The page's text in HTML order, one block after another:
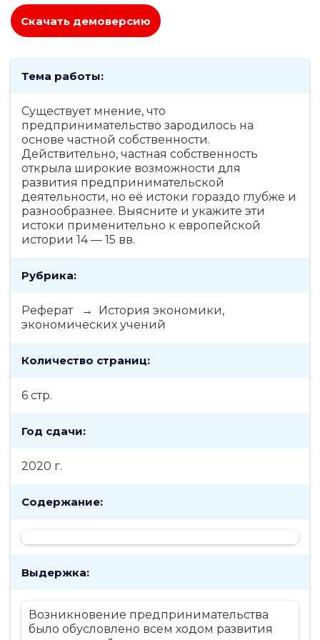
Скачать демоверсию
Тема работы:
Существует мнение, что
предпринимательство зародилось на
основе частной собственности.
Действительно, частная собственность
открыла широкие возможности для
развития предпринимательской
деятельности, но её истоки гораздо глубже и
разнообразнее. Выясните и укажите эти
истоки применительно к европейской
истории 14 — 15 вв.
Рубрика:
Реферат → История экономики,
экономических учений
Количество страниц:
6 стр.
Год сдачи:
2020 г.
Содержание:
Выдержка:
Возникновение предпринимательства
было обусловлено всем ходом развития